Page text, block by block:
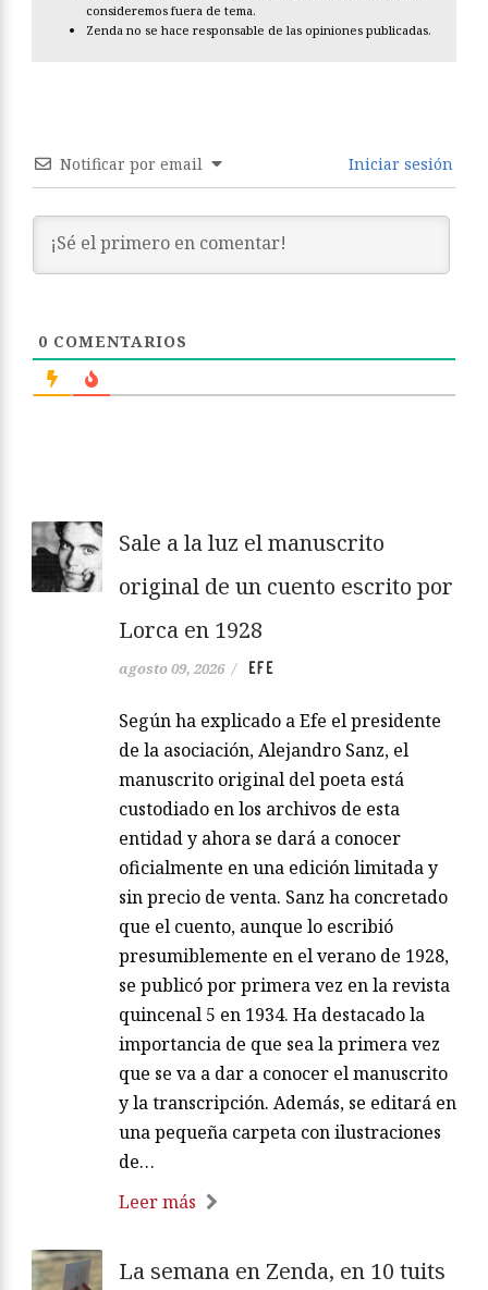
consideremos fuera de tema.
Zenda no se hace responsable de las opiniones publicadas.
Notificar por email Iniciar sesión
0 COMENTARIOS
Sale a la luz el manuscrito
original de un cuento escrito por
Lorca en 1928
agosto 09, 2026 / EFE
Según ha explicado a Efe el presidente
de la asociación, Alejandro Sanz, el
manuscrito original del poeta está
custodiado en los archivos de esta
entidad y ahora se dará a conocer
oficialmente en una edición limitada y
sin precio de venta. Sanz ha concretado
que el cuento, aunque lo escribió
presumiblemente en el verano de 1928,
se publicó por primera vez en la revista
quincenal 5 en 1934. Ha destacado la
importancia de que sea la primera vez
que se va a dar a conocer el manuscrito
y la transcripción. Además, se editará en
una pequeña carpeta con ilustraciones
de…
Leer más
La semana en Zenda, en 10 tuits